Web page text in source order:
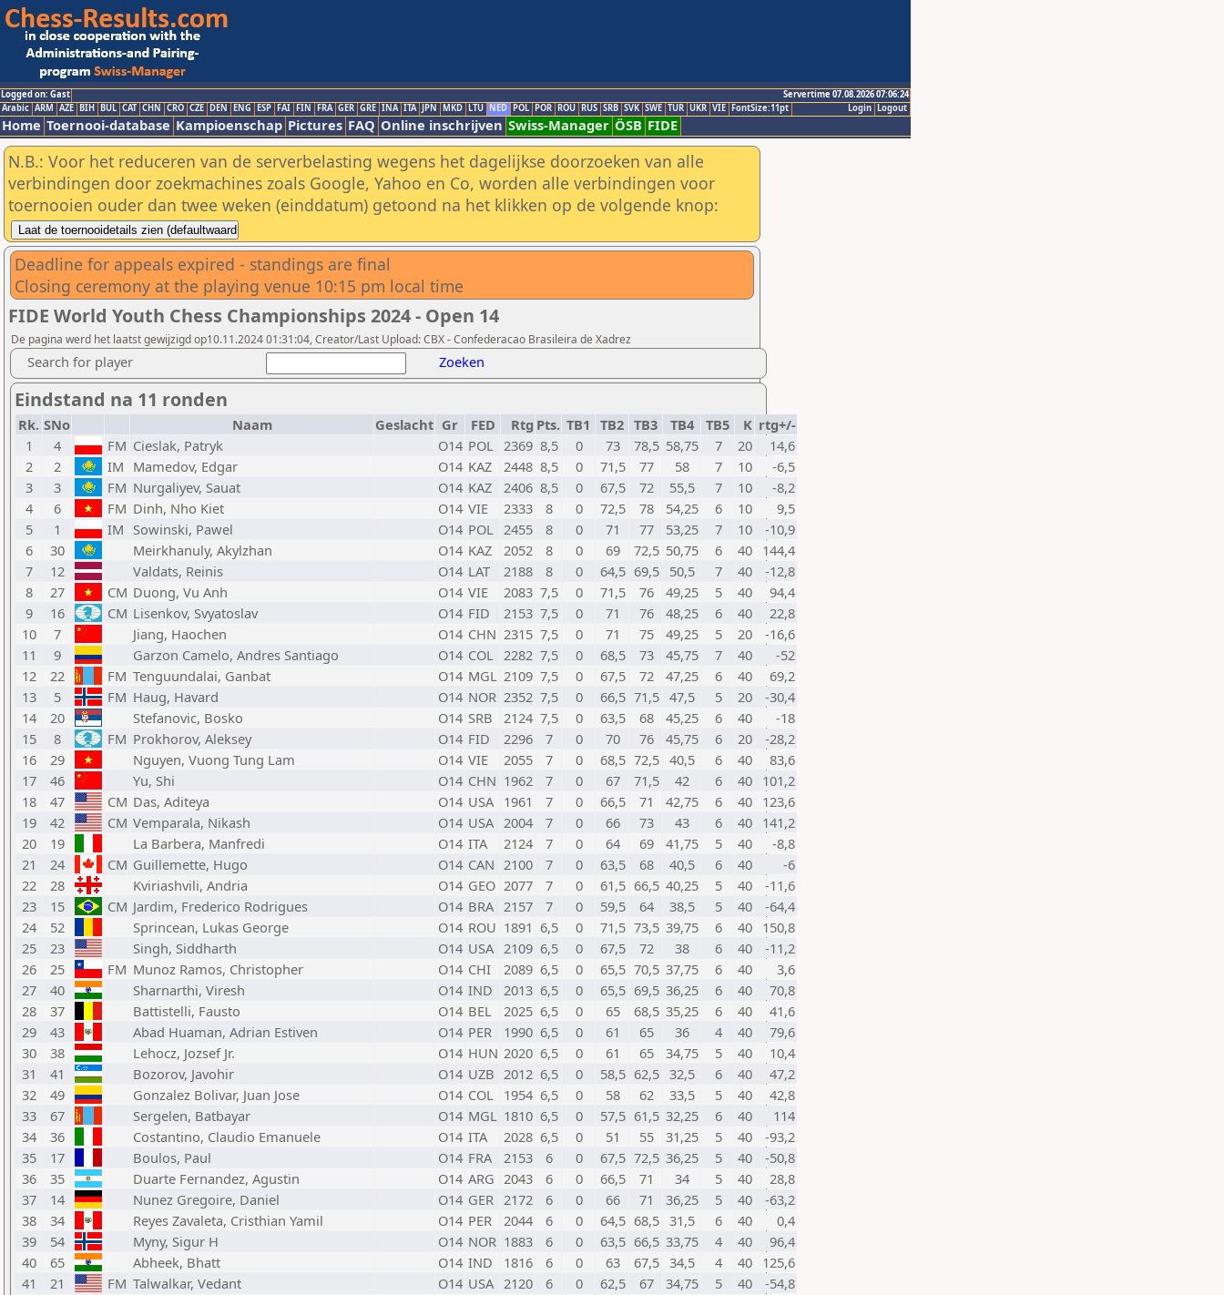
Logged on: Gast
Servertime 07.08.2026 07:06:24
Logout
Login
Arabic ARM AZE BIH BUL CAT CHN CRO CZE DEN ENG ESP FAI FIN FRA GER GRE INA ITA JPN MKD LTU NED POL POR ROU RUS SRB SVK SWE TUR UKR VIE FontSize:11pt
Home Toernooi-database Kampioenschap Pictures FAQ Online inschrijven Swiss-Manager ÖSB FIDE
N.B.: Voor het reduceren van de serverbelasting wegens het dagelijkse doorzoeken van alle
verbindingen door zoekmachines zoals Google, Yahoo en Co, worden alle verbindingen voor
toernooien ouder dan twee weken (einddatum) getoond na het klikken op de volgende knop:
Deadline for appeals expired - standings are final
Closing ceremony at the playing venue 10:15 pm local time
FIDE World Youth Chess Championships 2024 - Open 14
De pagina werd het laatst gewijzigd op10.11.2024 01:31:04, Creator/Last Upload: CBX - Confederacao Brasileira de Xadrez
Search for player Zoeken
Eindstand na 11 ronden
Rk. SNo Naam Geslacht Gr FED Rtg Pts. TB1 TB2 TB3 TB4 TB5 K rtg+/-
1
4 FM Cieslak, Patryk O14 POL 2369 8,5 0 73 78,5 58,75 7 20
14,6
2
2 IM Mamedov, Edgar O14 KAZ 2448 8,5 0 71,5 77 58 7 10
-6,5
3
3 FM Nurgaliyev, Sauat O14 KAZ 2406 8,5 0 67,5 72 55,5 7 10
-8,2
4
6 FM Dinh, Nho Kiet O14 VIE 2333 8 0 72,5 78 54,25 6 10
9,5
5
1 IM Sowinski, Pawel O14 POL 2455 8 0 71 77 53,25 7 10
-10,9
6
30 Meirkhanuly, Akylzhan O14 KAZ 2052 8 0 69 72,5 50,75 6 40 144,4
7
12 Valdats, Reinis O14 LAT 2188 8 0 64,5 69,5 50,5 7 40
-12,8
8
27 CM Duong, Vu Anh O14 VIE 2083 7,5 0 71,5 76 49,25 5 40
94,4
9
16 CM Lisenkov, Svyatoslav O14 FID 2153 7,5 0 71 76 48,25 6 40
22,8
10
7 Jiang, Haochen O14 CHN 2315 7,5 0 71 75 49,25 5 20
-16,6
11
9 Garzon Camelo, Andres Santiago O14 COL 2282 7,5 0 68,5 73 45,75 7 40
-52
12
22 FM Tenguundalai, Ganbat O14 MGL 2109 7,5 0 67,5 72 47,25 6 40
69,2
13
5 FM Haug, Havard O14 NOR 2352 7,5 0 66,5 71,5 47,5 5 20
-30,4
14
20 Stefanovic, Bosko O14 SRB 2124 7,5 0 63,5 68 45,25 6 40
-18
15
8 FM Prokhorov, Aleksey O14 FID 2296 7 0 70 76 45,75 6 20
-28,2
16
29 Nguyen, Vuong Tung Lam O14 VIE 2055 7 0 68,5 72,5 40,5 6 40
83,6
17
46 Yu, Shi O14 CHN 1962 7 0 67 71,5 42 6 40 101,2
18
47 CM Das, Aditeya O14 USA 1961 7 0 66,5 71 42,75 6 40 123,6
19
42 CM Vemparala, Nikash O14 USA 2004 7 0 66 73 43 6 40 141,2
20
19 La Barbera, Manfredi O14 ITA 2124 7 0 64 69 41,75 5 40
-8,8
21
24 CM Guillemette, Hugo O14 CAN 2100 7 0 63,5 68 40,5 6 40
-6
22
28 Kviriashvili, Andria O14 GEO 2077 7 0 61,5 66,5 40,25 5 40
-11,6
23
15 CM Jardim, Frederico Rodrigues O14 BRA 2157 7 0 59,5 64 38,5 5 40
-64,4
24
52 Sprincean, Lukas George O14 ROU 1891 6,5 0 71,5 73,5 39,75 6 40 150,8
25
23 Singh, Siddharth O14 USA 2109 6,5 0 67,5 72 38 6 40
-11,2
26
25 FM Munoz Ramos, Christopher O14 CHI 2089 6,5 0 65,5 70,5 37,75 6 40
3,6
27
40 Sharnarthi, Viresh O14 IND 2013 6,5 0 65,5 69,5 36,25 6 40
70,8
28
37 Battistelli, Fausto O14 BEL 2025 6,5 0 65 68,5 35,25 6 40
41,6
29
43 Abad Huaman, Adrian Estiven O14 PER 1990 6,5 0 61 65 36 4 40
79,6
30
38 Lehocz, Jozsef Jr. O14 HUN 2020 6,5 0 61 65 34,75 5 40
10,4
31
41 Bozorov, Javohir O14 UZB 2012 6,5 0 58,5 62,5 32,5 6 40
47,2
32
49 Gonzalez Bolivar, Juan Jose O14 COL 1954 6,5 0 58 62 33,5 5 40
42,8
33
67 Sergelen, Batbayar O14 MGL 1810 6,5 0 57,5 61,5 32,25 6 40
114
34
36 Costantino, Claudio Emanuele O14 ITA 2028 6,5 0 51 55 31,25 5 40
-93,2
35
17 Boulos, Paul O14 FRA 2153 6 0 67,5 72,5 36,25 5 40
-50,8
36
35 Duarte Fernandez, Agustin O14 ARG 2043 6 0 66,5 71 34 5 40
28,8
37
14 Nunez Gregoire, Daniel O14 GER 2172 6 0 66 71 36,25 5 40
-63,2
38
34 Reyes Zavaleta, Cristhian Yamil O14 PER 2044 6 0 64,5 68,5 31,5 6 40
0,4
39
54 Myny, Sigur H O14 NOR 1883 6 0 63,5 66,5 33,75 4 40
96,4
40
65 Abheek, Bhatt O14 IND 1816 6 0 63 67,5 34,5 4 40 125,6
41
21 FM Talwalkar, Vedant O14 USA 2120 6 0 62,5 67 34,75 5 40
-54,8